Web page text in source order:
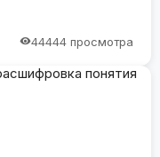
44444 просмотра